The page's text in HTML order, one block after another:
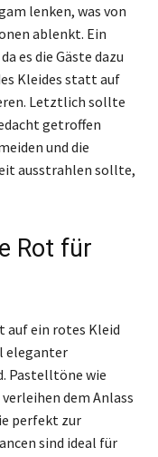
lenken, was von
ablenkt. Ein
es die Gäste dazu
Kleides statt auf
Letztlich sollte
getroffen
und die
ausstrahlen sollte,
Rot für
auf ein rotes Kleid
eleganter
Pastelltöne wie
dem Anlass
perfekt zur
sind ideal für